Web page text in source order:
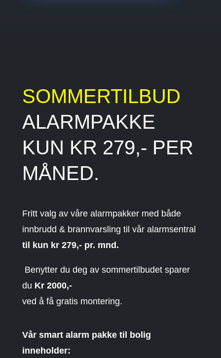
SOMMERTILBUD
ALARMPAKKE
KUN KR 279,- PER
MÅNED.
Fritt valg av våre alarmpakker med både
innbrudd & brannvarsling til vår alarmsentral
til kun kr 279,- pr. mnd.
Benytter du deg av sommertilbudet sparer
du Kr 2000,-
ved å få gratis montering.
Vår smart alarm pakke til bolig
inneholder: